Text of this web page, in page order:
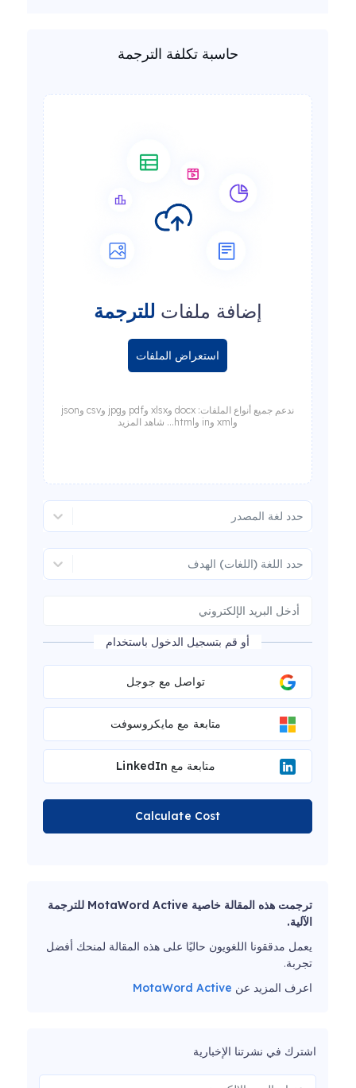
حاسبة تكلفة الترجمة
إضافة ملفات للترجمة
استعراض الملفات
ندعم جميع أنواع الملفات: docx وxlsx وpdf وjpg وcsv وjson
وxml وin وhtml... شاهد المزيد
حدد لغة المصدر
حدد اللغة (اللغات) الهدف
أو قم بتسجيل الدخول باستخدام
تواصل مع جوجل
متابعة مع مايكروسوفت
متابعة مع LinkedIn
Calculate Cost
ترجمت هذه المقالة خاصية MotaWord Active للترجمة
الآلية.
يعمل مدققونا اللغويون حاليًا على هذه المقالة لمنحك أفضل
تجربة.
اعرف المزيد عن MotaWord Active
اشترك في نشرتنا الإخبارية